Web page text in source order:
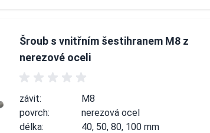
Šroub s vnitřním šestihranem M8 z
nerezové oceli
závit:
M8
povrch:
nerezová ocel
délka:
40, 50, 80, 100 mm